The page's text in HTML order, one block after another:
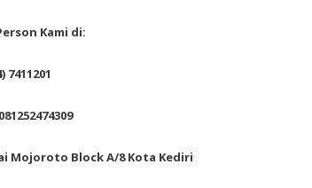
Kami di:
7411201
Mojoroto Block A/8 Kota Kediri